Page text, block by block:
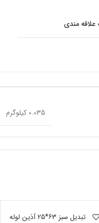
علاقه مندی
0.035 کیلوگرم
ناموجود
بوشن تبدیل سبز 63*25 آذین لوله